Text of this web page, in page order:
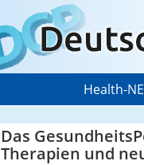
Health-
Das
Therapien und